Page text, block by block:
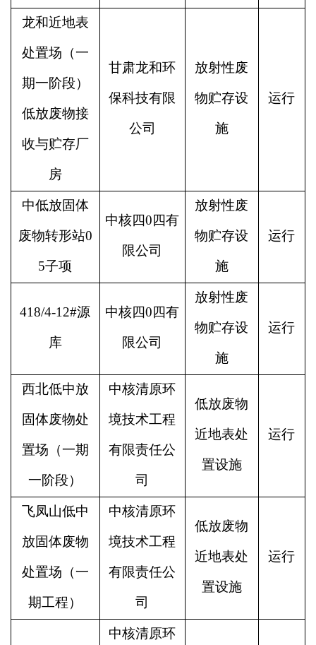
龙和近地表
处置场（一
期一阶段）
低放废物接
收与贮存厂
房
甘肃龙和环
保科技有限
公司
放射性废
物贮存设
施
运行
中低放固体
废物转形站0
5子项
中核四0四有
限公司
放射性废
物贮存设
施
运行
418/4-12#源
库
中核四0四有
限公司
放射性废
物贮存设
施
运行
西北低中放
固体废物处
置场（一期
一阶段）
中核清原环
境技术工程
有限责任公
司
低放废物
近地表处
置设施
运行
飞凤山低中
放固体废物
处置场（一
期工程）
中核清原环
境技术工程
有限责任公
司
低放废物
近地表处
置设施
运行
中核清原环